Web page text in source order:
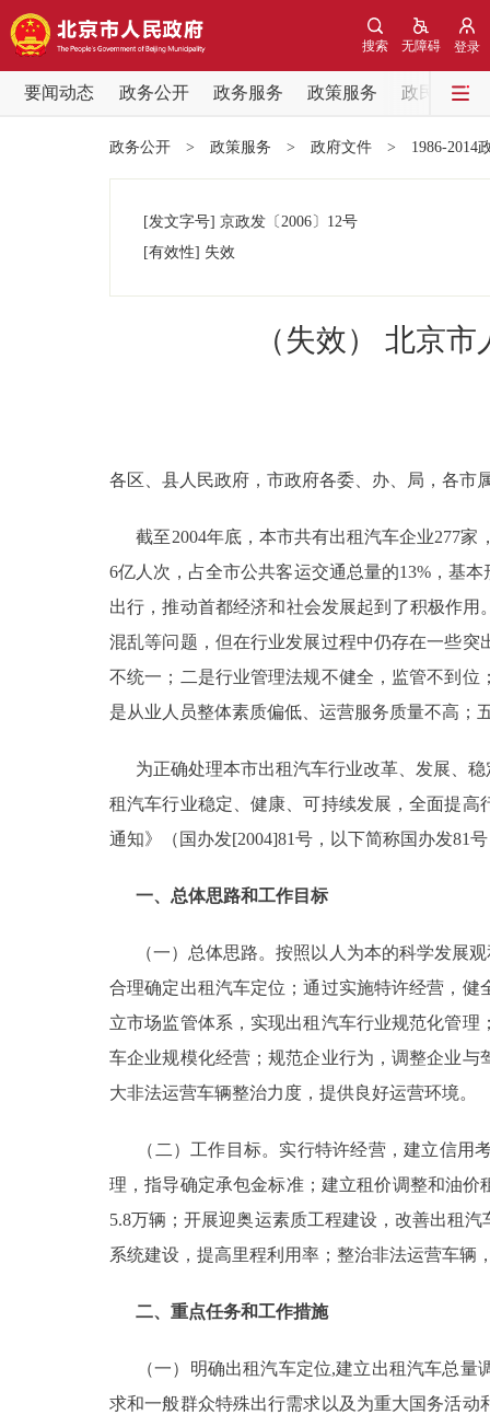
登录
无障碍
搜索
要闻动态 政务公开 政务服务 政策服务
政民互动
党中央精神
政策兑现
决策公开
政务服务
便民服务
政民互动
12345网上接诉即办
走进北京
绿色北京
多语种
ENGLISH
DEUTSCH
政务公开 > 政策服务 > 政府文件 > 1986-2014
[发文字号] 京政发 〔2006〕 12号
[有效性] 失效
（失效） 北京
各区、县人民政府，市政府各委、办、局，各市
截至2004年底，本市共有出租汽车企业277家
6亿人次，占全市公共客运交通总量的13%，基
出行，推动首都经济和社会发展起到了积极作
混乱等问题，但在行业发展过程中仍存在一些
不统一；二是行业管理法规不健全，监管不到
是从业人员整体素质偏低、运营服务质量不高；
为正确处理本市出租汽车行业改革、发展、稳
租汽车行业稳定、健康、可持续发展，全面提
通知》（国办发[2004]81号，以下简称国办发81
一、总体思路和工作目 标
（一）总体思路。按照以人为本的科学发展观
合理确定出租汽车定位；通过实施特许经营，
立市场监管体系，实现出租汽车行业规范化管
车企业规模化经营；规范企业行为，调整企业
大非法运营车辆整治力度，提供良好运营环境。
（二）工作目标。实行特许经营，建立信用
理，指导确定承包金标准；建立租价调整和油
5.8万辆；开展迎奥运素质工程建设，改善出租
系统建设，提高里程利用率；整治非法运营车辆
二、重点任务和工作措施
（一）明确出租汽车定位,建立出租汽车总量
求和一般群众特殊出行需求以及为重大国务活